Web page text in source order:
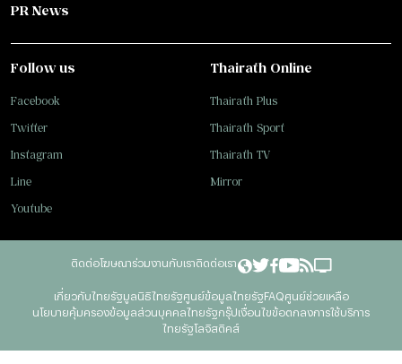
PR News
Follow us
Facebook
Twitter
Instagram
Line
Youtube
Thairath Online
Thairath Plus
Thairath Sport
Thairath TV
Mirror
ติดต่อโฆษณาร่วมงานกับเราติดต่อเรา
เกี่ยวกับไทยรัฐมูลนิธิไทยรัฐศูนย์ข้อมูลไทยรัฐFAQศูนย์ช่วยเหลือ
นโยบายคุ้มครองข้อมูลส่วนบุคคลไทยรัฐกรุ๊ปเงื่อนไขข้อตกลงการใช้บริการ
ไทยรัฐโลจิสติคส์